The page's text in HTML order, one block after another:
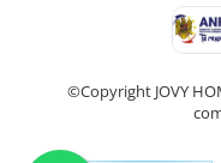
©Copyright JOVY